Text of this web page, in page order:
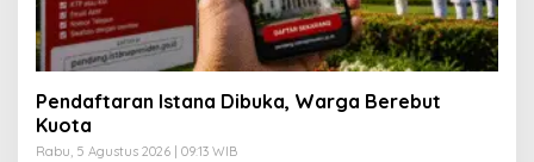
Pendaftaran Istana Dibuka, Warga Berebut
Kuota
Rabu, 5 Agustus 2026 | 09:13 WIB